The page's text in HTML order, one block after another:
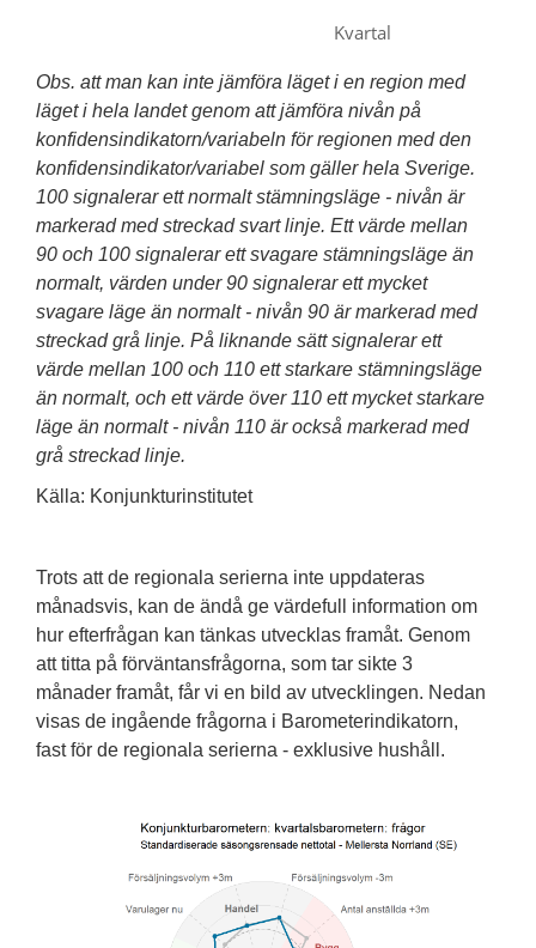
Kvartal
Obs. att man kan inte jämföra läget i en region med
läget i hela landet genom att jämföra nivån på
konfidensindikatorn/variabeln för regionen med den
konfidensindikator/variabel som gäller hela Sverige.
100 signalerar ett normalt stämningsläge - nivån är
markerad med streckad svart linje. Ett värde mellan
90 och 100 signalerar ett svagare stämningsläge än
normalt, värden under 90 signalerar ett mycket
svagare läge än normalt - nivån 90 är markerad med
streckad grå linje. På liknande sätt signalerar ett
värde mellan 100 och 110 ett starkare stämningsläge
än normalt, och ett värde över 110 ett mycket starkare
läge än normalt - nivån 110 är också markerad med
grå streckad linje.
Källa: Konjunkturinstitutet
Trots att de regionala serierna inte uppdateras
månadsvis, kan de ändå ge värdefull information om
hur efterfrågan kan tänkas utvecklas framåt. Genom
att titta på förväntansfrågorna, som tar sikte 3
månader framåt, får vi en bild av utvecklingen. Nedan
visas de ingående frågorna i Barometerindikatorn,
fast för de regionala serierna - exklusive hushåll.